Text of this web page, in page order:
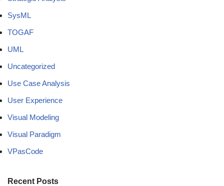
SysML
TOGAF
UML
Uncategorized
Use Case Analysis
User Experience
Visual Modeling
Visual Paradigm
VPasCode
Recent Posts